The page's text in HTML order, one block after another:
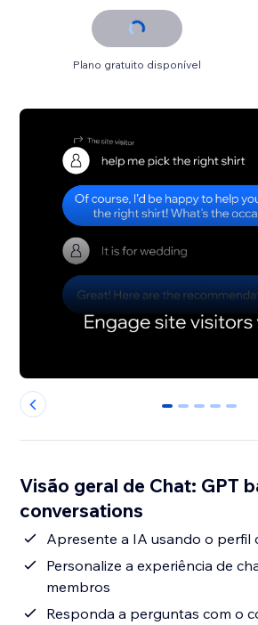
Plano gratuito disponível
0 1 2 3 4
Visão geral de Chat: GPT
conversations
Apresente a IA usando o perfil
Personalize a experiência de
membros
Responda a perguntas com o